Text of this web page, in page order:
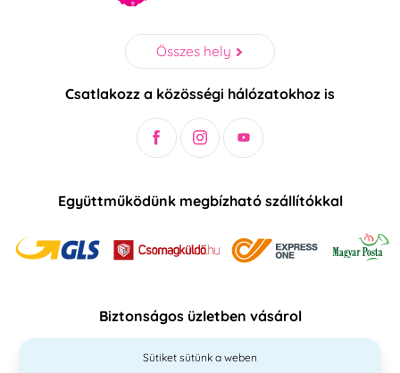
Összes hely
Csatlakozz a közösségi hálózatokhoz is
Együttműködünk megbízható szállítókkal
Biztonságos üzletben vásárol
Sütiket sütünk a weben